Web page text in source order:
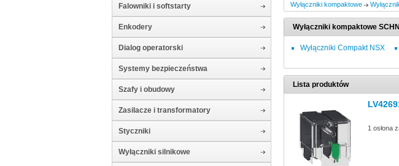
Falowniki i softstarty
Enkodery
Dialog operatorski
Systemy bezpieczeństwa
Szafy i obudowy
Zasilacze i transformatory
Styczniki
Wyłączniki silnikowe
Wyłączniki kompaktowe
Wyłączniki kompaktowe
Wyłączniki Compakt NSX
Lista produktów
1 osłona